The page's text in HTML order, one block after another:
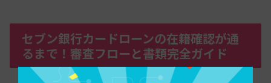
セブン銀行カードローンの在籍確認が通
るまで！審査フローと書類完全ガイド